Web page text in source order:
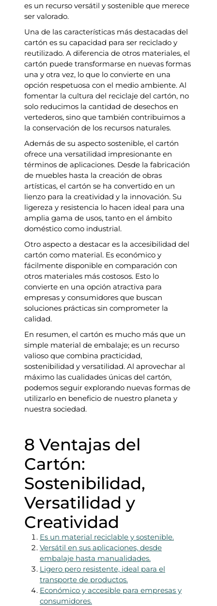
es un recurso versátil y sostenible que merece
ser valorado.
Una de las características más destacadas del
cartón es su capacidad para ser reciclado y
reutilizado. A diferencia de otros materiales, el
cartón puede transformarse en nuevas formas
una y otra vez, lo que lo convierte en una
opción respetuosa con el medio ambiente. Al
fomentar la cultura del reciclaje del cartón, no
solo reducimos la cantidad de desechos en
vertederos, sino que también contribuimos a
la conservación de los recursos naturales.
Además de su aspecto sostenible, el cartón
ofrece una versatilidad impresionante en
términos de aplicaciones. Desde la fabricación
de muebles hasta la creación de obras
artísticas, el cartón se ha convertido en un
lienzo para la creatividad y la innovación. Su
ligereza y resistencia lo hacen ideal para una
amplia gama de usos, tanto en el ámbito
doméstico como industrial.
Otro aspecto a destacar es la accesibilidad del
cartón como material. Es económico y
fácilmente disponible en comparación con
otros materiales más costosos. Esto lo
convierte en una opción atractiva para
empresas y consumidores que buscan
soluciones prácticas sin comprometer la
calidad.
En resumen, el cartón es mucho más que un
simple material de embalaje; es un recurso
valioso que combina practicidad,
sostenibilidad y versatilidad. Al aprovechar al
máximo las cualidades únicas del cartón,
podemos seguir explorando nuevas formas de
utilizarlo en beneficio de nuestro planeta y
nuestra sociedad.
8 Ventajas del
Cartón:
Sostenibilidad,
Versatilidad y
Creatividad
Es un material reciclable y sostenible.
Versátil en sus aplicaciones, desde
embalaje hasta manualidades.
Ligero pero resistente, ideal para el
transporte de productos.
Económico y accesible para empresas y
consumidores.